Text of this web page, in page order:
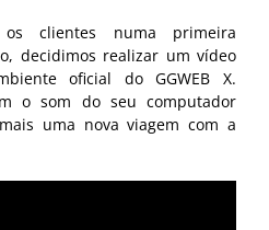
clientes numa primeira
decidimos realizar um vídeo
oficial do GGWEB X.
o som do seu computador
uma nova viagem com a